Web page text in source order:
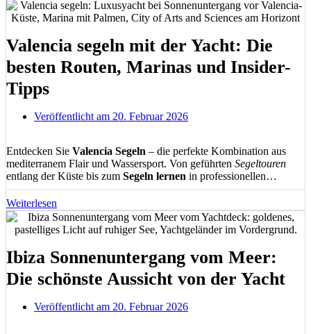
Valencia segeln mit der Yacht: Die
besten Routen, Marinas und Insider-
Tipps
Veröffentlicht am 20. Februar 2026
Entdecken Sie Valencia Segeln – die perfekte Kombination aus
mediterranem Flair und Wassersport. Von geführten Segeltouren
entlang der Küste bis zum Segeln lernen in professionellen
Schulen. Erleben Sie unvergesslicheYachtcharter, Sunset-Sailing
und Teamevents auf dem Mittelmeer. Ihr ultimativer Guide für
Segelabenteuer in Valenciamit allen wichtigen Informationen,
Tipps und Angeboten.
Weiterlesen
Ibiza Sonnenuntergang vom Meer:
Die schönste Aussicht von der Yacht
Veröffentlicht am 20. Februar 2026